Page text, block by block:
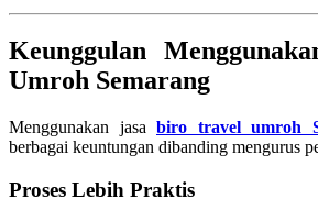
Keunggulan
Umroh Semarang
Menggunakan jasa biro travel umroh
berbagai keuntungan dibanding mengurus
Proses Lebih Praktis